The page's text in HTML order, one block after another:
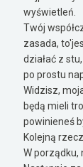
wyświetleń.
Twój
zasada,
działać z
po prostu
Widzisz,
będą mieli
powinieneś
Kolejną
W porządku,